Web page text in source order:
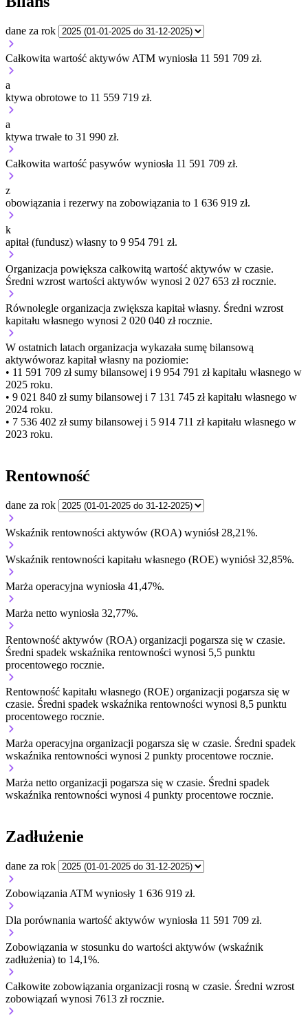
dane za rok
Całkowita wartość aktywów ATM wyniosła 11 591 709 zł.
a
ktywa obrotowe to 11 559 719 zł.
a
ktywa trwałe to 31 990 zł.
Całkowita wartość pasywów wyniosła 11 591 709 zł.
z
obowiązania i rezerwy na zobowiązania to 1 636 919 zł.
k
apitał (fundusz) własny to 9 954 791 zł.
Organizacja powiększa całkowitą wartość aktywów w czasie.
Średni wzrost wartości aktywów wynosi 2 027 653 zł rocznie.
Równolegle organizacja zwiększa kapitał własny. Średni wzrost
kapitału własnego wynosi 2 020 040 zł rocznie.
W ostatnich latach organizacja wykazała sumę bilansową
aktywóworaz kapitał własny na poziomie:
• 11 591 709 złsumy bilansowej i 9 954 791 zł kapitału własnego w
2025 roku.
• 9 021 840 złsumy bilansowej i 7 131 745 zł kapitału własnego w
2024 roku.
• 7 536 402 złsumy bilansowej i 5 914 711 zł kapitału własnego w
2023 roku.
Rentowność
dane za rok
Wskaźnik rentowności aktywów (ROA) wyniósł 28,21%.
Wskaźnik rentowności kapitału własnego (ROE) wyniósł 32,85%.
Marża operacyjna wyniosła 41,47%.
Marża netto wyniosła 32,77%.
Rentowność aktywów (ROA) organizacji pogarsza się w czasie.
Średni spadek wskaźnika rentowności wynosi 5,5 punktu
procentowego rocznie.
Rentowność kapitału własnego (ROE) organizacji pogarsza się w
czasie. Średni spadek wskaźnika rentowności wynosi 8,5 punktu
procentowego rocznie.
Marża operacyjna organizacji pogarsza się w czasie. Średni spadek
wskaźnika rentowności wynosi 2 punkty procentowe rocznie.
Marża netto organizacji pogarsza się w czasie. Średni spadek
wskaźnika rentowności wynosi 4 punkty procentowe rocznie.
Zadłużenie
dane za rok
Zobowiązania ATM wyniosły 1 636 919 zł.
Dla porównania wartość aktywów wyniosła 11 591 709 zł.
Zobowiązania w stosunku do wartości aktywów (wskaźnik
zadłużenia) to 14,1%.
Całkowite zobowiązania organizacji rosną w czasie. Średni wzrost
zobowiązań wynosi 7613 zł rocznie.